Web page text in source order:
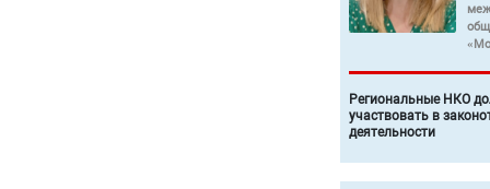
Региональные НКО
участвовать в
деятельности